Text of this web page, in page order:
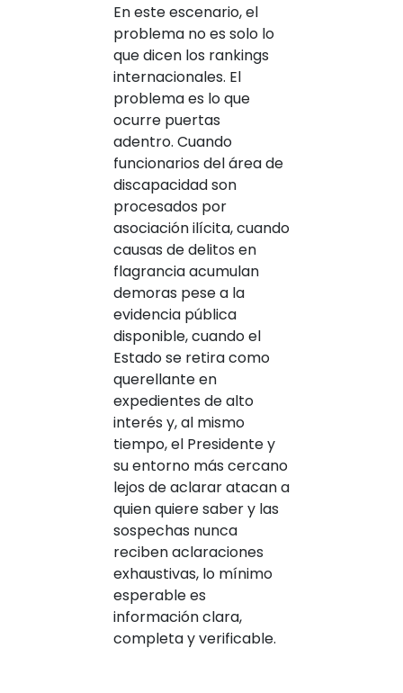
En este escenario, el
problema no es solo lo
que dicen los rankings
internacionales. El
problema es lo que
ocurre puertas
adentro. Cuando
funcionarios del área de
discapacidad son
procesados por
asociación ilícita, cuando
causas de delitos en
flagrancia acumulan
demoras pese a la
evidencia pública
disponible, cuando el
Estado se retira como
querellante en
expedientes de alto
interés y, al mismo
tiempo, el Presidente y
su entorno más cercano
lejos de aclarar atacan a
quien quiere saber y las
sospechas nunca
reciben aclaraciones
exhaustivas, lo mínimo
esperable es
información clara,
completa y verificable.